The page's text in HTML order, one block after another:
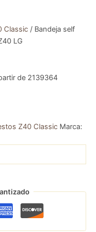
Classic / Bandeja self
LG
de 2139364
Z40 Classic Marca: